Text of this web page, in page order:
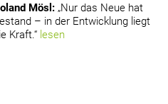
Mösl : „Nur das Neue hat
– in der Entwicklung liegt
Kraft.“ lesen